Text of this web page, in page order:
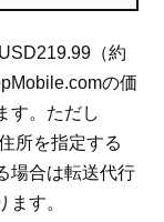
（約
の価
す。ただし
所を指定する
場合は転送代行
す。